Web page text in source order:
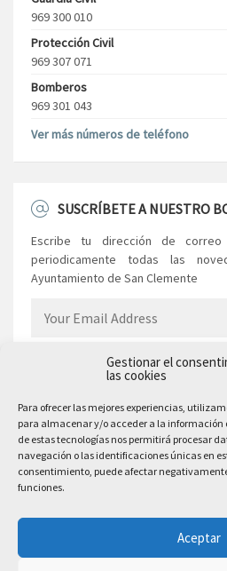
Gestionar el
las cookies
Para ofrecer las mejores experiencias,
para almacenar y/o acceder a la información
de estas tecnologías nos permitirá procesar
navegación o las identificaciones únicas en
consentimiento, puede afectar
funciones.
Aceptar
969 300 010
Protección Civil
969 307 071
Bomberos
969 301 043
Ver más números de teléfono
SUSCRÍBETE A NUESTRO
Escribe tu dirección de
periodicamente todas las
Ayuntamiento de San Clemente
EL AYUNTAMIENTO
Plaza Mayor, 10
San Clemente, 16600, Cuenca
Teléfono: 969 300 003
Email Comunicación y Publicidad:
comunicacion@sanclemente.es